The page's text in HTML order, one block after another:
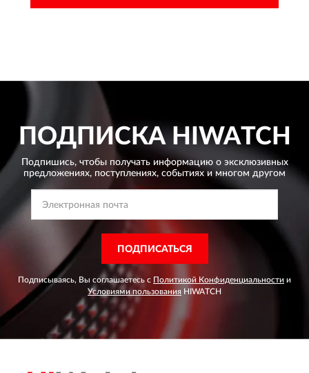
ПОДПИСКАHIWATCH
Подпишись, чтобы получать информацию о эксклюзивных
предложениях, поступлениях, событиях и многом другом
ПОДПИСАТЬСЯ
Подписываясь, Вы соглашаетесь с Политикой Конфиденциальности и
Условиями пользования HIWATCH